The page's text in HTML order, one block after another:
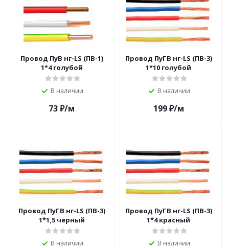
Провод ПуВ нг-LS (ПВ-1)
1*4 голубой
В наличии
73₽/м
Провод ПуГВ нг-LS (ПВ-3)
1*10 голубой
В наличии
199₽/м
Провод ПуГВ нг-LS (ПВ-3)
1*1,5 черный
В наличии
Провод ПуГВ нг-LS (ПВ-3)
1*4 красный
В наличии